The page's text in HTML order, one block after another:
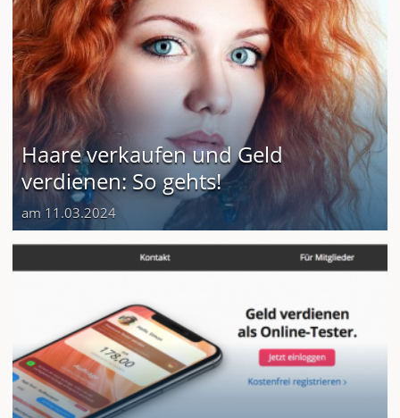
Haare verkaufen und Geld
verdienen: So gehts!
am 11.03.2024